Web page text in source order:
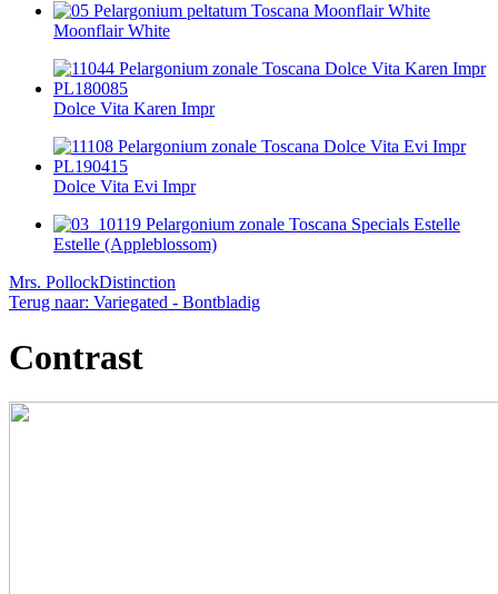
Moonflair White
Dolce Vita Karen Impr
Dolce Vita Evi Impr
Estelle (Appleblossom)
Mrs. PollockDistinction
Terug naar: Variegated - Bontbladig
Contrast